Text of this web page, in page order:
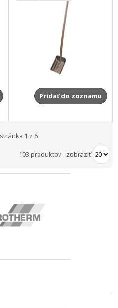
Pridať do zoznamu
stránka 1 z 6
103 produktov- zobraziť